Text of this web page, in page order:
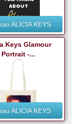
ALICIA KEYS
Keys Glamour
Portrait -...
ALICIA KEYS